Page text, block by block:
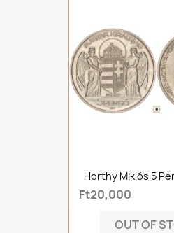
Horthy Miklós 5
Ft20,000
OUT OF